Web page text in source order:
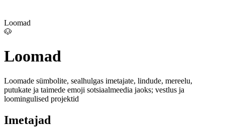
Loomad
🐶
Loomad
Loomade sümbolite, sealhulgas imetajate, lindude, mereelu,
putukate ja taimede emoji sotsiaalmeedia jaoks; vestlus ja
loomingulised projektid
Imetajad